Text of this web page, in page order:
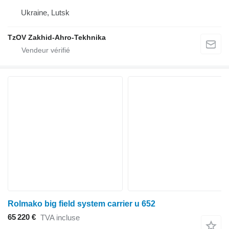
Ukraine, Lutsk
TzOV Zakhid-Ahro-Tekhnika
Rolmako big field system carrier u 652
65 220 € TVA incluse